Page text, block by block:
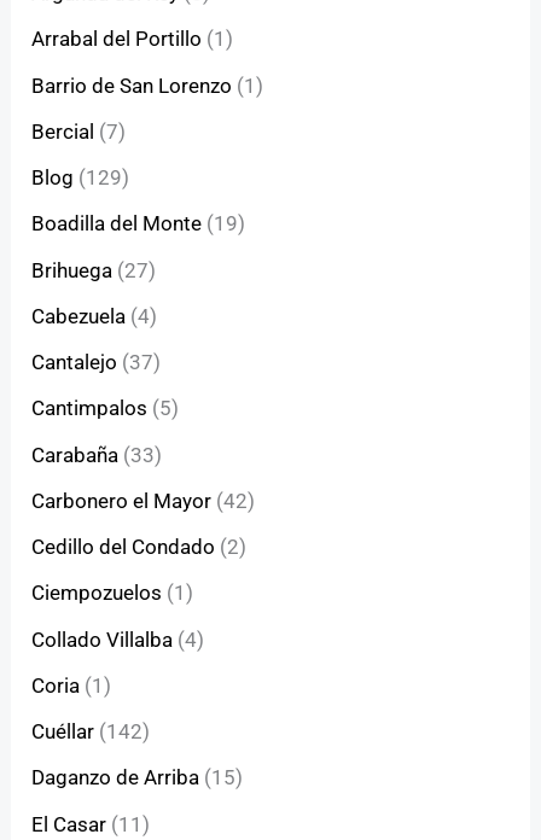
Arrabal del Portillo (1)
Barrio de San Lorenzo (1)
Bercial (7)
Blog (129)
Boadilla del Monte (19)
Brihuega (27)
Cabezuela (4)
Cantalejo (37)
Cantimpalos (5)
Carabaña (33)
Carbonero el Mayor (42)
Cedillo del Condado (2)
Ciempozuelos (1)
Collado Villalba (4)
Coria (1)
Cuéllar (142)
Daganzo de Arriba (15)
El Casar (11)